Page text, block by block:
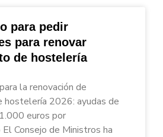
para pedir
para renovar
de hostelería
la renovación de
hostelería 2026: ayudas de
euros por
Consejo de Ministros ha